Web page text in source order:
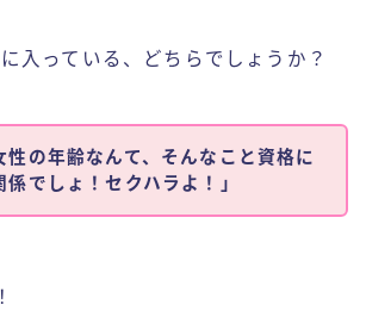
入っている、どちらでしょうか？
性の年齢なんて、そんなこと資格に
係でしょ！セクハラよ！」